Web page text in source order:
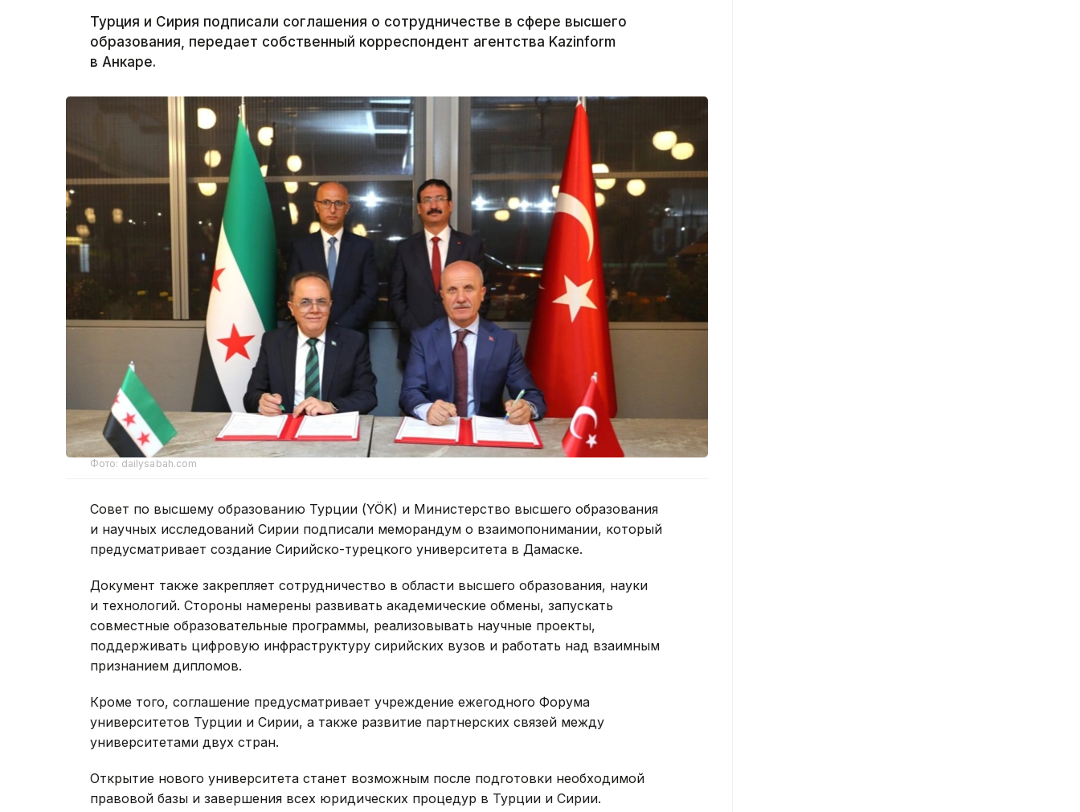
Турция и Сирия подписали соглашения о сотрудничестве в сфере высшего
образования, передает собственный корреспондент агентства Kazinform
в Анкаре.
Фото: dailysabah.com
Совет по высшему образованию Турции (YÖK) и Министерство высшего образования
и научных исследований Сирии подписали меморандум о взаимопонимании, который
предусматривает создание Сирийско-турецкого университета в Дамаске.
Документ также закрепляет сотрудничество в области высшего образования, науки
и технологий. Стороны намерены развивать академические обмены, запускать
совместные образовательные программы, реализовывать научные проекты,
поддерживать цифровую инфраструктуру сирийских вузов и работать над взаимным
признанием дипломов.
Кроме того, соглашение предусматривает учреждение ежегодного Форума
университетов Турции и Сирии, а также развитие партнерских связей между
университетами двух стран.
Открытие нового университета станет возможным после подготовки необходимой
правовой базы и завершения всех юридических процедур в Турции и Сирии.